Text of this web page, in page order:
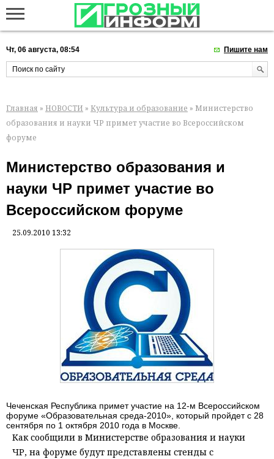
Чт, 06 августа, 08:54 Пишите нам
Главная » НОВОСТИ » Культура и образование » Министерство
образования и науки ЧР примет участие во Всероссийском
форуме
Министерство образования и
науки ЧР примет участие во
Всероссийском форуме
25.09.2010 13:32
Чеченская Республика примет участие на 12-м Всероссийском
форуме «Образовательная среда-2010», который пройдет с 28
сентября по 1 октября 2010 года в Москве.
Как сообщили в Министерстве образования и науки
ЧР, на форуме будут представлены стенды с